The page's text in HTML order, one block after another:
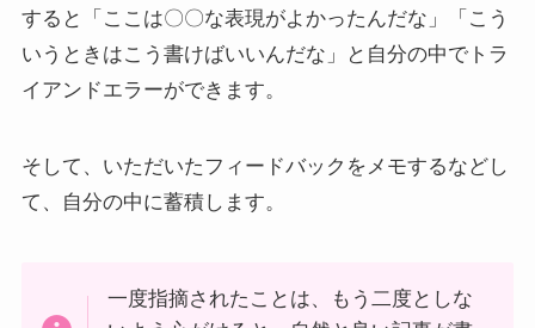
すると「ここは〇〇な表現がよかったんだな」「こう
いうときはこう書けばいいんだな」と自分の中でトラ
イアンドエラーができます。
そして、いただいたフィードバックをメモするなどし
て、自分の中に蓄積します。
一度指摘されたことは、もう二度としな